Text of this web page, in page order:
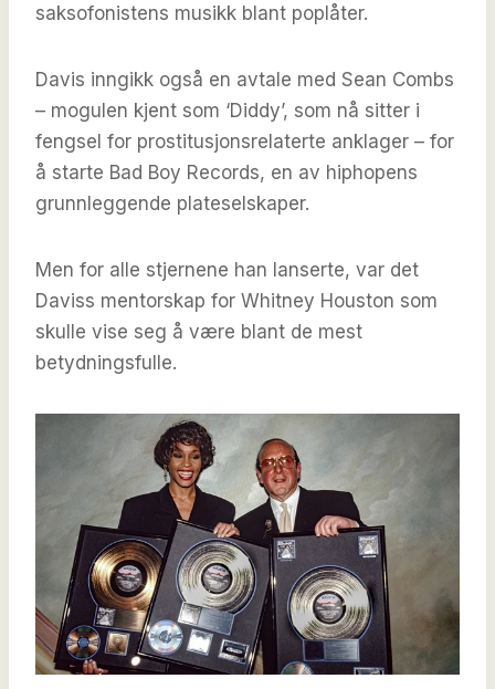
saksofonistens musikk blant poplåter.
Davis inngikk også en avtale med Sean Combs
– mogulen kjent som ‘Diddy’, som nå sitter i
fengsel for prostitusjonsrelaterte anklager – for
å starte Bad Boy Records, en av hiphopens
grunnleggende plateselskaper.
Men for alle stjernene han lanserte, var det
Daviss mentorskap for Whitney Houston som
skulle vise seg å være blant de mest
betydningsfulle.